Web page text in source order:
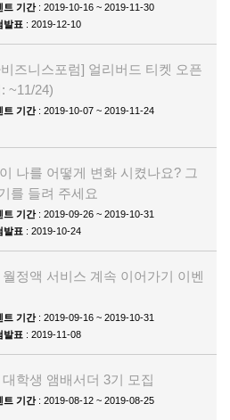
트 기간: 2019-10-16 ~ 2019-11-30
발표 : 2019-12-10
즈니스포럼] 얼리버드 티켓 오픈
~11/24)
트 기간: 2019-10-07 ~ 2019-11-24
나를 어떻게 변화 시켰나요? 그
를 들려 주세요
트 기간: 2019-09-26 ~ 2019-10-31
발표 : 2019-10-24
월정액 서비스 계속 이어가기 이벤
트 기간: 2019-09-16 ~ 2019-10-31
발표 : 2019-11-08
학생 앰배서더 3기 모집
트 기간: 2019-08-12 ~ 2019-08-25